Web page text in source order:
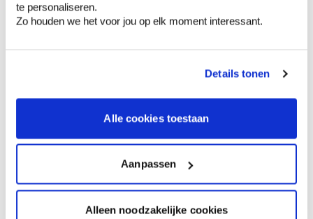
te personaliseren.
Zo houden we het voor jou op elk moment interessant.
Details tonen
Alle cookies toestaan
Aanpassen
Alleen noodzakelijke cookies
Off white
Kleuradvies aan huis
Ga samen met de kleuradviseur door je
Krijg kleuradvies op basis van de lichtinval
en je meubels.
Krijg ineens een technologische check-up
van je muren.